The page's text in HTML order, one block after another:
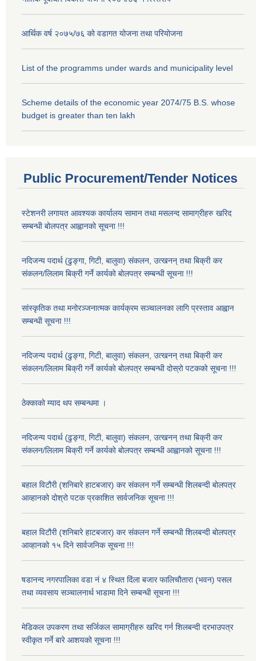
आर्थिक वर्ष २०७५/७६ को वडागत योजना तथा परियोजना
List of the programms under wards and municipality level
Scheme details of the economic year 2074/75 B.S. whose
budget is greater than ten lakh
Public Procurement/Tender Notices
स्टेशनरी लगायत आवश्यक कार्यालय सामान तथा मसलन्द सामाग्रीहरु खरिद
सम्बन्धी बोलपत्र आह्वानको सूचना !!!
नदिजन्य पदार्थ (ढुङ्गा, गिटी, बालुवा) संकलन, उत्खनन् तथा बिक्री कर
संकलन/लिलाम बिक्री गर्ने कार्यको बोलपत्र सम्बन्धी सूचना !!!
सांस्कृतिक तथा मनोरञ्जनात्मक कार्यक्रम सञ्चालनका लागि प्रस्ताव आह्वान
सम्बन्धी सूचना !!!
नदिजन्य पदार्थ (ढुङ्गा, गिटी, बालुवा) संकलन, उत्खनन् तथा बिक्री कर
संकलन/लिलाम बिक्री गर्ने कार्यको बोलपत्र सम्बन्धी दोस्रो पटकको सूचना !!!
ठेक्काको म्याद थप सम्बन्धमा ।
नदिजन्य पदार्थ (ढुङ्गा, गिटी, बालुवा) संकलन, उत्खनन् तथा बिक्री कर
संकलन/लिलाम बिक्री गर्ने कार्यको बोलपत्र सम्बन्धी आह्वानको सूचना !!!
बहाल विटौरी (शनिबारे हाटबजार) कर संकलन गर्ने सम्बन्धी शिलबन्दी बोलपत्र
आव्हानको दोश्रो पटक प्रकाशित सार्वजनिक सूचना !!!
बहाल विटौरी (शनिबारे हाटबजार) कर संकलन गर्ने सम्बन्धी शिलबन्दी बोलपत्र
आव्हानको १५ दिने सार्वजनिक सूचना !!!
षडानन्द नगरपालिका वडा नं ४ स्थित दिंला बजार फालिचौतारा (भवन) पसल
तथा व्यवसाय सञ्चालनार्थ भाडामा दिने सम्बन्धी सूचना !!!
मेडिकल उपकरण तथा सर्जिकल सामाग्रीहरु खरिद गर्न शिलबन्दी दरभाउपत्र
स्वीकृत गर्ने बारे आशयको सूचना !!!